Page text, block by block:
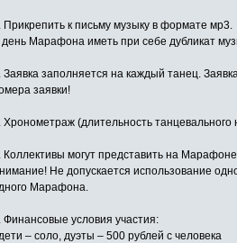
Прикрепить к письму музыку в формате мр3.
день Марафона иметь при себе дубликат
Заявка заполняется на каждый танец.
заявки!
Хронометраж (длительность танцевального
Коллективы могут представить на
Не допускается использование
Марафона.
Финансовые условия участия:
– соло, дуэты – 500 рублей с человека